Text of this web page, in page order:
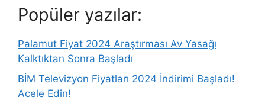
Popüler yazılar:
Palamut Fiyat 2024 Araştırması Av Yasağı
Kalktıktan Sonra Başladı
BİM Televizyon Fiyatları 2024 İndirimi Başladı!
Acele Edin!